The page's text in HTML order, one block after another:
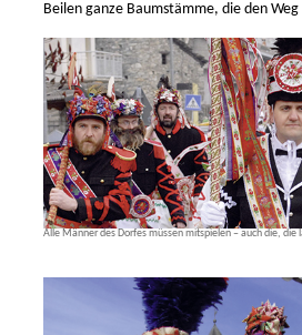
Beilen ganze Baumstämme, die den
Alle Männer des Dorfes müssen mitspielen – auch die, die